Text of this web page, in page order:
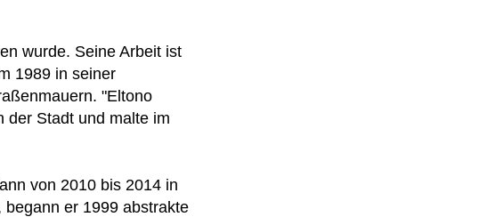
wurde. Seine Arbeit ist
1989 in seiner
"Eltono
der Stadt und malte im
von 2010 bis 2014 in
er 1999 abstrakte